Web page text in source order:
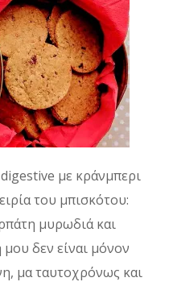
με κράνμπερι
του μπισκότου:
μυρωδιά και
δεν είναι μόνον
μα ταυτοχρόνως και